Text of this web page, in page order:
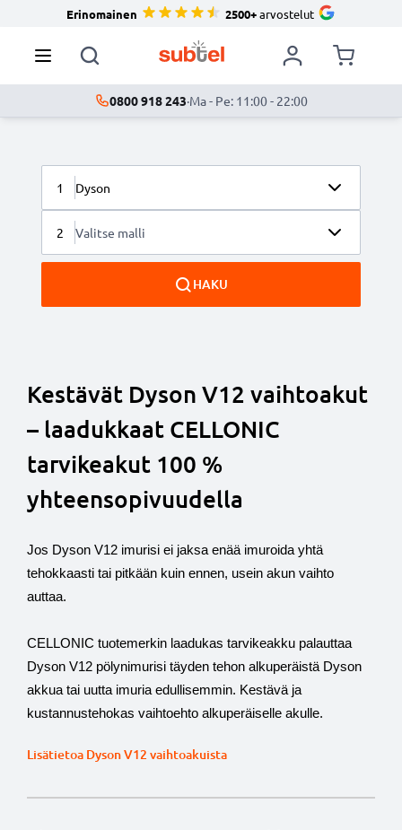
Erinomainen 2500+arvostelut
0800 918 243·Ma - Pe: 11:00 - 22:00
1 Dyson
2 Valitse malli
HAKU
Kestävät Dyson V12 vaihtoakut
– laadukkaat CELLONIC
tarvikeakut 100 %
yhteensopivuudella
Jos Dyson V12 imurisi ei jaksa enää imuroida yhtä
tehokkaasti tai pitkään kuin ennen, usein akun vaihto
auttaa.
CELLONIC tuotemerkin laadukas tarvikeakku palauttaa
Dyson V12 pölynimurisi täyden tehon alkuperäistä Dyson
akkua tai uutta imuria edullisemmin. Kestävä ja
kustannustehokas vaihtoehto alkuperäiselle akulle.
Lisätietoa Dyson V12 vaihtoakuista